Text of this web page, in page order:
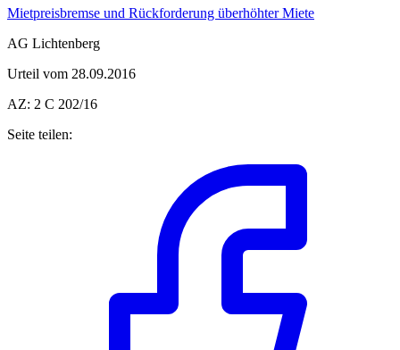
Mietpreisbremse und Rückforderung überhöhter Miete
AG Lichtenberg
Urteil vom 28.09.2016
AZ: 2 C 202/16
Seite teilen: